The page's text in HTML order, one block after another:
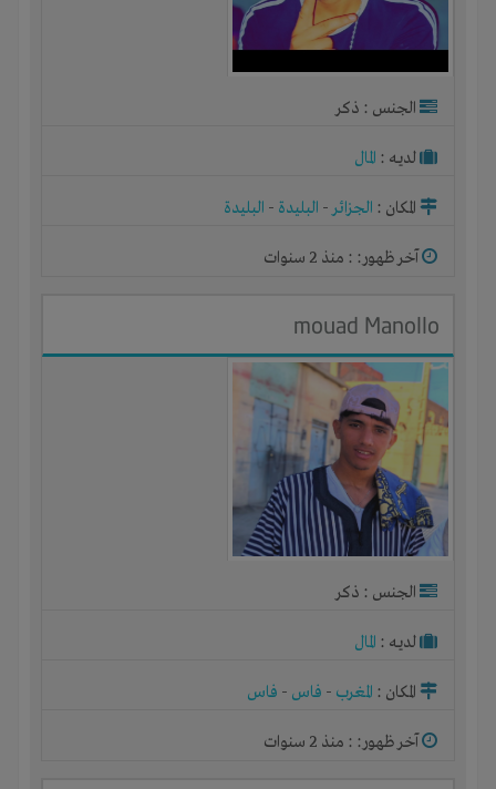
الجنس : ذكر
لديـه : المال
المكان : الجزائر- البليدة - البليدة
آخر ظهور: : منذ 2 سنوات
mouad Manollo‬‏
الجنس : ذكر
لديـه : المال
المكان : المغرب - فاس - فاس
آخر ظهور: : منذ 2 سنوات